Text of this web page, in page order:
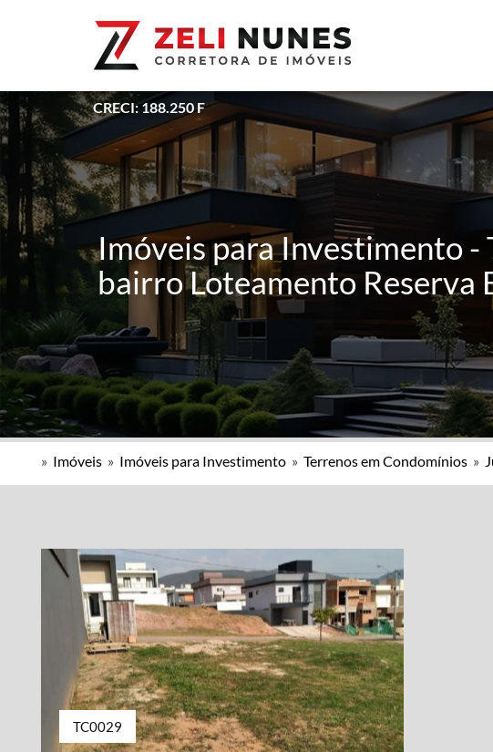
CRECI: 188.250 F
Imóveis para Investimento -
bairro Loteamento Reserva
» Imóveis » Imóveis para Investimento » Terrenos em Condomínios »
TC0029